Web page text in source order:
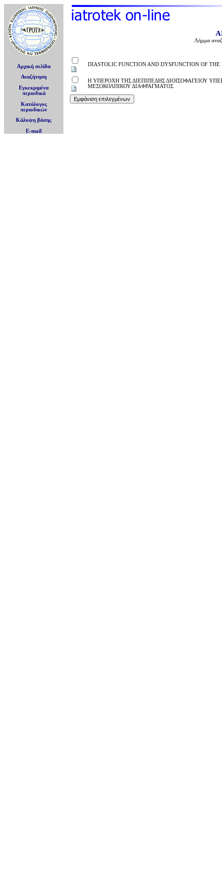
Αρχική σελίδα
Αναζήτηση
Εγκεκριμένα
περιοδικά
Κατάλογος
περιοδικών
Κάλυψη βάσης
E-mail
Λήμμα
DIASTOLIC FUNCTION AND DYSFUNCTION OF
Η ΥΠΕΡΟΧΗ ΤΗΣ ΔΙΕΠΙΠΕΔΗΣ ΔΙΟΙΣΟΦΑΓΕΙΟΥ
ΜΕΣΟΚΟΛΠΙΚΟΥ ΔΙΑΦΡΑΓΜΑΤΟΣ